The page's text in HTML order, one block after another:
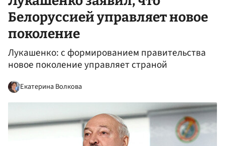
Белоруссией управляет новое
поколение
Лукашенко: с формированием правительства
новое поколение управляет страной
Екатерина Волкова